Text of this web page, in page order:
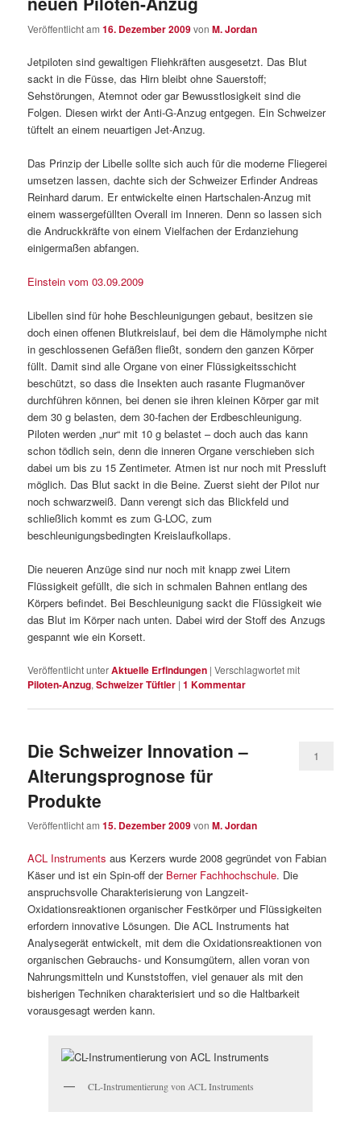
Veröffentlicht am16. Dezember 2009vonM. Jordan
Jetpiloten sind gewaltigen Fliehkräften ausgesetzt. Das Blut
sackt in die Füsse, das Hirn bleibt ohne Sauerstoff;
Sehstörungen, Atemnot oder gar Bewusstlosigkeit sind die
Folgen. Diesen wirkt der Anti-G-Anzug entgegen. Ein Schweizer
tüftelt an einem neuartigen Jet-Anzug.
Das Prinzip der Libelle sollte sich auch für die moderne Fliegerei
umsetzen lassen, dachte sich der Schweizer Erfinder Andreas
Reinhard darum. Er entwickelte einen Hartschalen-Anzug mit
einem wassergefüllten Overall im Inneren. Denn so lassen sich
die Andruckkräfte von einem Vielfachen der Erdanziehung
einigermaßen abfangen.
Einstein vom 03.09.2009
Libellen sind für hohe Beschleunigungen gebaut, besitzen sie
doch einen offenen Blutkreislauf, bei dem die Hämolymphe nicht
in geschlossenen Gefäßen fließt, sondern den ganzen Körper
füllt. Damit sind alle Organe von einer Flüssigkeitsschicht
beschützt, so dass die Insekten auch rasante Flugmanöver
durchführen können, bei denen sie ihren kleinen Körper gar mit
dem 30 g belasten, dem 30-fachen der Erdbeschleunigung.
Piloten werden „nur“ mit 10 g belastet – doch auch das kann
schon tödlich sein, denn die inneren Organe verschieben sich
dabei um bis zu 15 Zentimeter. Atmen ist nur noch mit Pressluft
möglich. Das Blut sackt in die Beine. Zuerst sieht der Pilot nur
noch schwarzweiß. Dann verengt sich das Blickfeld und
schließlich kommt es zum G-LOC, zum
beschleunigungsbedingten Kreislaufkollaps.
Die neueren Anzüge sind nur noch mit knapp zwei Litern
Flüssigkeit gefüllt, die sich in schmalen Bahnen entlang des
Körpers befindet. Bei Beschleunigung sackt die Flüssigkeit wie
das Blut im Körper nach unten. Dabei wird der Stoff des Anzugs
gespannt wie ein Korsett.
Veröffentlicht unterAktuelle Erfindungen |Verschlagwortet mit
Piloten-Anzug,Schweizer Tüftler |1 Kommentar
Die Schweizer Innovation –
Alterungsprognose für
Produkte
Veröffentlicht am15. Dezember 2009vonM. Jordan
1
ACL Instruments aus Kerzers wurde 2008 gegründet von Fabian
Käser und ist ein Spin-off der Berner Fachhochschule. Die
anspruchsvolle Charakterisierung von Langzeit-
Oxidationsreaktionen organischer Festkörper und Flüssigkeiten
erfordern innovative Lösungen. Die ACL Instruments hat
Analysegerät entwickelt, mit dem die Oxidationsreaktionen von
organischen Gebrauchs- und Konsumgütern, allen voran von
Nahrungsmitteln und Kunststoffen, viel genauer als mit den
bisherigen Techniken charakterisiert und so die Haltbarkeit
vorausgesagt werden kann.
CL-Instrumentierung von ACL Instruments